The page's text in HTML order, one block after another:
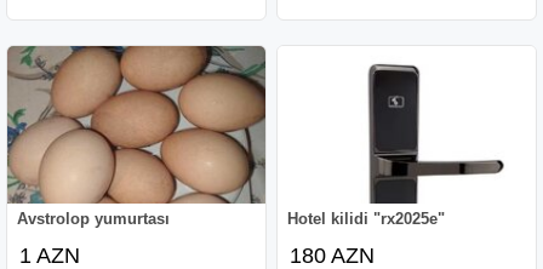
Avstrolop yumurtası
1 AZN
Hotel kilidi "rx2025e"
180 AZN